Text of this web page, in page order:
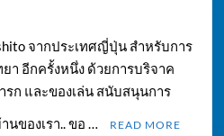
จากประเทศญี่ปุ่น สำหรับการ
า อีกครั้งหนึ่ง ด้วยการบริจาค
รก และของเล่น สนับสนุนการ
นของเรา.. ขอ …
READ MORE